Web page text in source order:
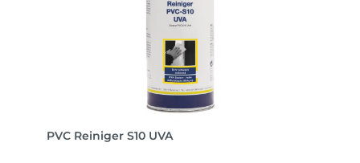
PVC Reiniger S10 UVA